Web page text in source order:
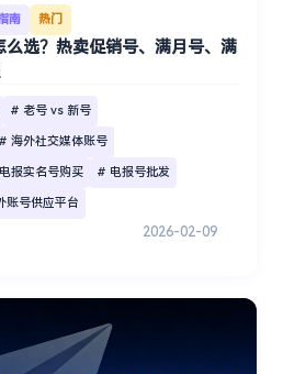
南 热门
选？热卖促销号、满月号、满
# 老号 vs 新号
# 海外社交媒体账号
报实名号购买 # 电报号批发
账号供应平台
2026-02-09